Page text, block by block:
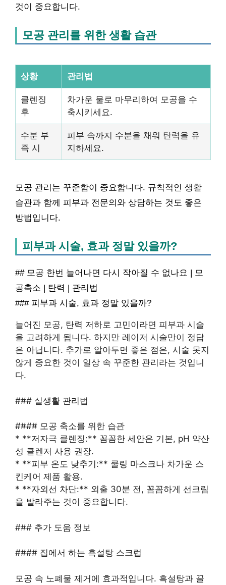
것이 중요합니다.
모공 관리를 위한 생활 습관
상황 관리법
클렌징
후
차가운 물로 마무리하여 모공을 수
축시키세요.
수분 부
족 시
피부 속까지 수분을 채워 탄력을 유
지하세요.
모공 관리는 꾸준함이 중요합니다. 규칙적인 생활
습관과 함께 피부과 전문의와 상담하는 것도 좋은
방법입니다.
피부과 시술, 효과 정말 있을까?
## 모공 한번 늘어나면 다시 작아질 수 없나요 | 모
공축소 | 탄력 | 관리법
### 피부과 시술, 효과 정말 있을까?
늘어진 모공, 탄력 저하로 고민이라면 피부과 시술
을 고려하게 됩니다. 하지만 레이저 시술만이 정답
은 아닙니다. 추가로 알아두면 좋은 점은, 시술 못지
않게 중요한 것이 일상 속 꾸준한 관리라는 것입니
다.
### 실생활 관리법
#### 모공 축소를 위한 습관
* **저자극 클렌징:** 꼼꼼한 세안은 기본, pH 약산
성 클렌저 사용 권장.
* **피부 온도 낮추기:** 쿨링 마스크나 차가운 스
킨케어 제품 활용.
* **자외선 차단:** 외출 30분 전, 꼼꼼하게 선크림
을 발라주는 것이 중요합니다.
### 추가 도움 정보
#### 집에서 하는 흑설탕 스크럽
모공 속 노폐물 제거에 효과적입니다. 흑설탕과 꿀